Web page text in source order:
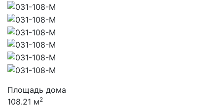
Площадь дома
108.21 м2